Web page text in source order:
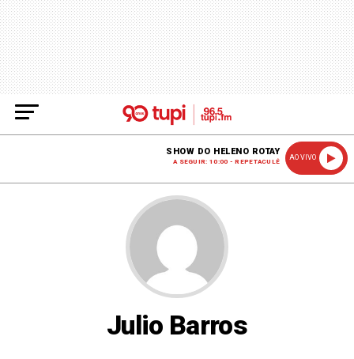
SHOW DO HELENO ROTAY
A SEGUIR: 10:00 - REPETACULÊ
AO VIVO
Julio Barros